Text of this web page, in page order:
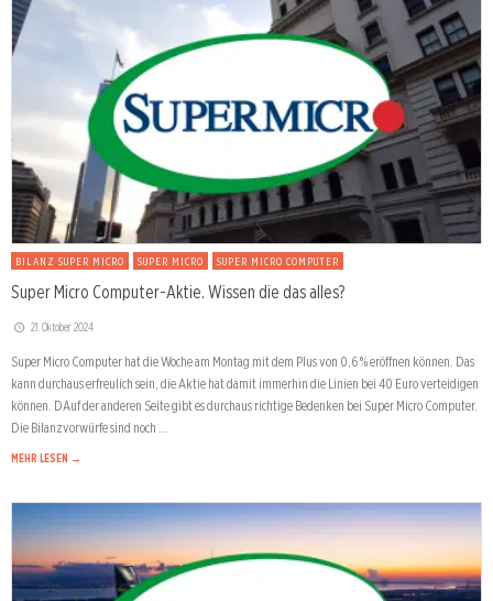
BILANZ SUPER MICRO SUPER MICRO SUPER MICRO COMPUTER
Super Micro Computer-Aktie. Wissen die das alles?
21. Oktober 2024
Super Micro Computer hat die Woche am Montag mit dem Plus von 0,6 % eröffnen können. Das
kann durchaus erfreulich sein, die Aktie hat damit immerhin die Linien bei 40 Euro verteidigen
können. DAuf der anderen Seite gibt es durchaus richtige Bedenken bei Super Micro Computer.
Die Bilanzvorwürfe sind noch …
MEHR LESEN →